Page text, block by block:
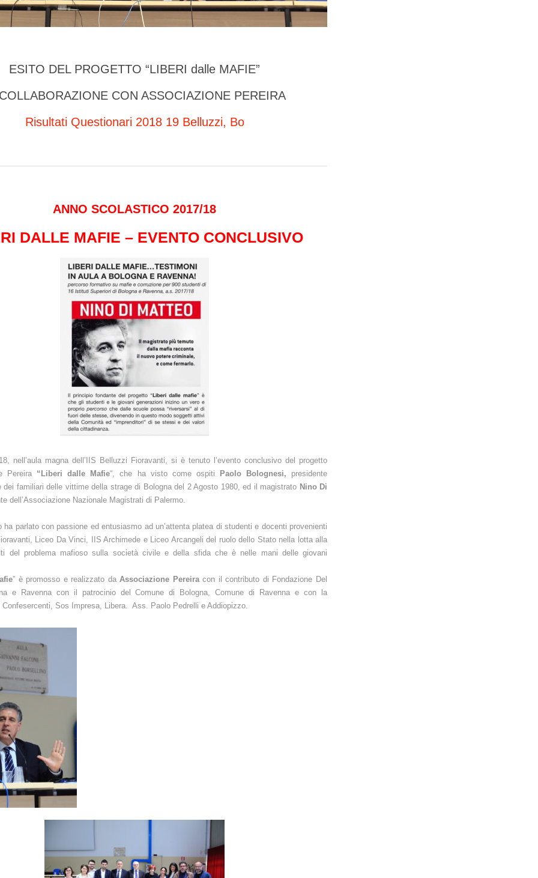
ESITO DEL PROGETTO “LIBERI dalle MAFIE”
CON ASSOCIAZIONE PEREIRA
Risultati Questionari 2018 19 Belluzzi, Bo
ANNO SCOLASTICO 2017/18
DALLE MAFIE – EVENTO CONCLUSIVO
nell’aula magna dell’IIS Belluzzi Fioravanti, si è tenuto l’evento conclusivo del progetto
Pereira “Liberi dalle Mafie“, che ha visto come ospiti Paolo Bolognesi, presidente
dei familiari delle vittime della strage di Bologna del 2 Agosto 1980, ed il magistrato Nino Di
dell’Associazione Nazionale Magistrati di Palermo.
ha parlato con passione ed entusiasmo ad un’attenta platea di studenti e docenti provenienti
Liceo Da Vinci, IIS Archimede e Liceo Arcangeli del ruolo dello Stato nella lotta alla
del problema mafioso sulla società civile e della sfida che è nelle mani delle giovani
” è promosso e realizzato da Associazione Pereiracon il contributo di Fondazione Del
e Ravenna con il patrocinio del Comune di Bologna, Comune di Ravenna e con la
Confesercenti, Sos Impresa, Libera. Ass. Paolo Pedrelli e Addiopizzo.